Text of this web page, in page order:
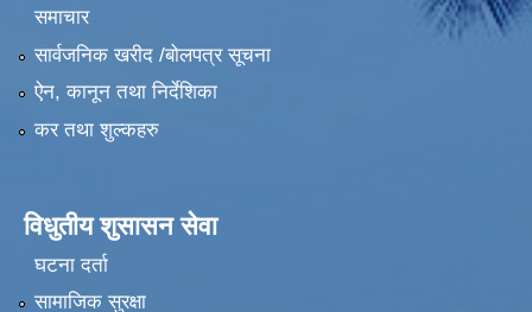
समाचार
सार्वजनिक खरीद /बोलपत्र सूचना
ऐन, कानून तथा निर्देशिका
कर तथा शुल्कहरु
विधुतीय शुसासन सेवा
घटना दर्ता
सामाजिक सुरक्षा